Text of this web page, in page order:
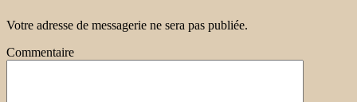
Votre adresse de messagerie ne sera pas publiée.
Commentaire